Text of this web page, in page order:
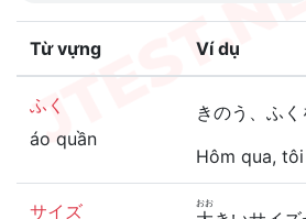
Từ vựng Ví dụ
ふく
áo quần
きのう、ふく
Hôm qua,
サイズ
おお